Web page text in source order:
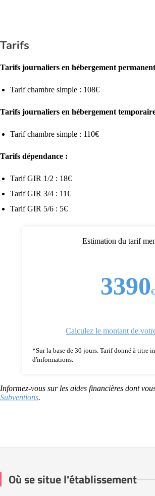
Tarifs
Tarifs journaliers en hébergement
Tarif chambre simple : 108€
Tarifs journaliers en hébergement
Tarif chambre simple : 110€
Tarifs dépendance :
Tarif GIR 1/2 : 18€
Tarif GIR 3/4 : 11€
Tarif GIR 5/6 : 5€
Estimation du tarif
3390€
Calculez le montant de
*Sur la base de 30 jours. Tarif donné à titre
d'informations.
Informez-vous sur les aides financières dont
Subventions.
Où se situe l'établissement